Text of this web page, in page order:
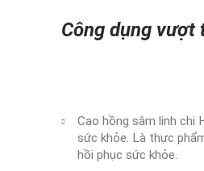
Công dụng vượt
Cao hồng sâm linh chi
sức khỏe. Là thực
hồi phục sức khỏe.